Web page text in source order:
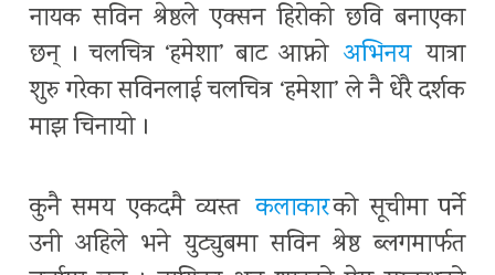
नायक सविन श्रेष्ठले एक्सन हिरोको छवि बनाएका
छन् । चलचित्र ‘हमेशा’ बाट आफ्नो अभिनय यात्रा
शुरु गरेका सविनलाई चलचित्र ‘हमेशा’ ले नै धेरै दर्शक
माझ चिनायो ।
कुनै समय एकदमै व्यस्त कलाकारको सूचीमा पर्ने
उनी अहिले भने युट्युबमा सविन श्रेष्ठ ब्लगमार्फत